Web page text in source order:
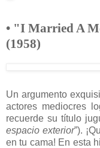
• "I Married A
(1958)
Un argumento
actores mediocres
recuerde su título
espacio exterior”).
en tu cama! En esta